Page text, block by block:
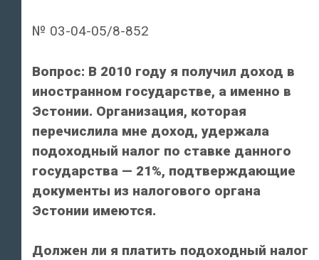
№ 03-04-05/8-852
Вопрос: В 2010 году я получил доход в
иностранном государстве, а именно в
Эстонии. Организация, которая
перечислила мне доход, удержала
подоходный налог по ставке данного
государства — 21%, подтверждающие
документы из налогового органа
Эстонии имеются.
Должен ли я платить подоходный налог